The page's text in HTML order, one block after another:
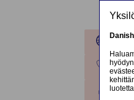
Ota
Danish